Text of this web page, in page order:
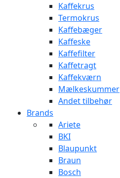
Kaffekrus
Termokrus
Kaffebæger
Kaffeske
Kaffefilter
Kaffetragt
Kaffekværn
Mælkeskummer
Andet tilbehør
Brands
Ariete
BKI
Blaupunkt
Braun
Bosch